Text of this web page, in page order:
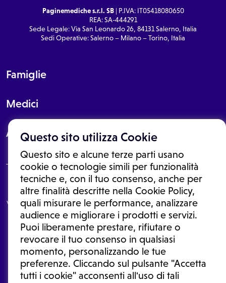
Questo sito utilizza Cookie
Questo sito e alcune terze parti usano
cookie o tecnologie simili per funzionalità
tecniche e, con il tuo consenso, anche per
altre finalità descritte nella Cookie Policy,
quali misurare le performance, analizzare
audience e migliorare i prodotti e servizi.
Puoi liberamente prestare, rifiutare o
revocare il tuo consenso in qualsiasi
momento, personalizzando le tue
preferenze. Cliccando sul pulsante "Accetta
tutti i cookie" acconsenti all'uso di tali
Paginemediche s.r.l. SB| P.IVA: IT05418080650
REA: SA-444291
Sede Legale: Via San Leonardo 26, 84131 Salerno, Italia
Sedi Operative: Salerno – Milano – Torino, Italia
Famiglie
Medici
About
Le informazioni proposte in questo sito non sono un consulto medico.
In nessun caso, queste informazioni sostituiscono un consulto, una
visita o una diagnosi formulata dal medico. Non si devono considerare
le informazioni disponibili come suggerimenti per la formulazione di
una diagnosi, la determinazione di un trattamento o l'assunzione o
sospensione di un farmaco senza prima consultare un medico di
medicina generale o uno specialista.
Condizioni di utilizzo|Privacy Policy |Gestione cookie
Ⓒ 2026 | Tutti i diritti riservati.